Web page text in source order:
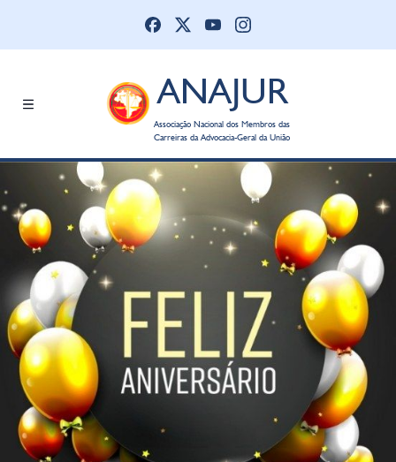
ANAJUR
Associação Nacional dos Membros das
Carreiras da Advocacia-Geral da União